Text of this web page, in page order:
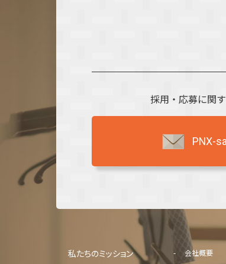
採用・応募に関
PNX-
私たちのミッション
会社概要